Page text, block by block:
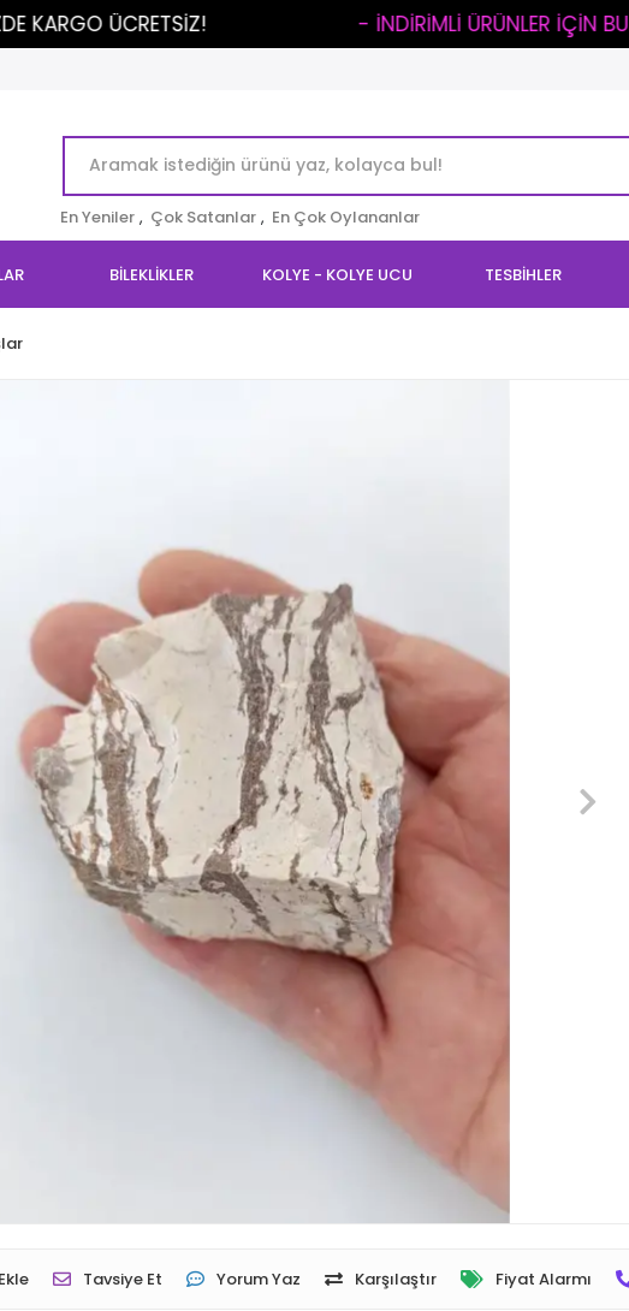
.. - İNDİRİMLİ ÜRÜNLER İÇİN BURAYA TIKLA -
En Yeniler , Çok Satanlar , En Çok Oylananlar
BİLEKLİKLER KOLYE - KOLYE UCU TESBİHLER
Tavsiye Et Yorum Yaz Karşılaştır Fiyat Alarmı